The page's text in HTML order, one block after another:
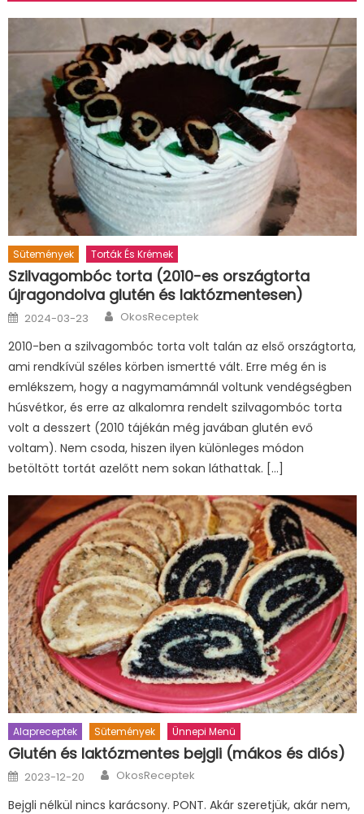
Sütemények Torták És Krémek
Szilvagombóc torta (2010-es országtorta
újragondolva glutén és laktózmentesen)
Posted
on
2024-03-23 Author
OkosReceptek
2010-ben a szilvagombóc torta volt talán az első országtorta,
ami rendkívül széles körben ismertté vált. Erre még én is
emlékszem, hogy a nagymamámnál voltunk vendégségben
húsvétkor, és erre az alkalomra rendelt szilvagombóc torta
volt a desszert (2010 tájékán még javában glutén evő
voltam). Nem csoda, hiszen ilyen különleges módon
betöltött tortát azelőtt nem sokan láthattak. […]
Alapreceptek Sütemények Ünnepi Menü
Glutén és laktózmentes bejgli (mákos és diós)
Posted
on
2023-12-20 Author
OkosReceptek
Bejgli nélkül nincs karácsony. PONT. Akár szeretjük, akár nem,